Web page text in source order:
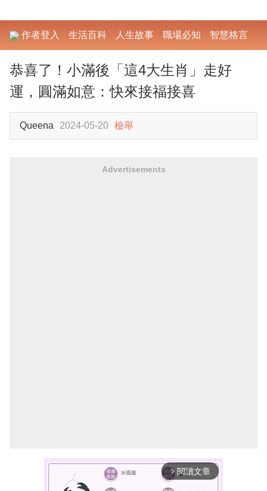
作者登入 生活百科 人生故事 職場必知 智慧格言
恭喜了！小滿後「這4大生肖」走好
運，圓滿如意：快來接福接喜
Queena 2024-05-20 檢舉
Advertisements
arrow_forward_ios 閱讀文章